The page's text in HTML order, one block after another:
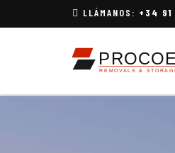
LLÁMANOS: +34